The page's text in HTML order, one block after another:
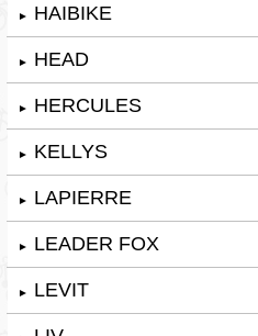
► HAIBIKE
► HEAD
► HERCULES
► KELLYS
► LAPIERRE
► LEADER FOX
► LEVIT